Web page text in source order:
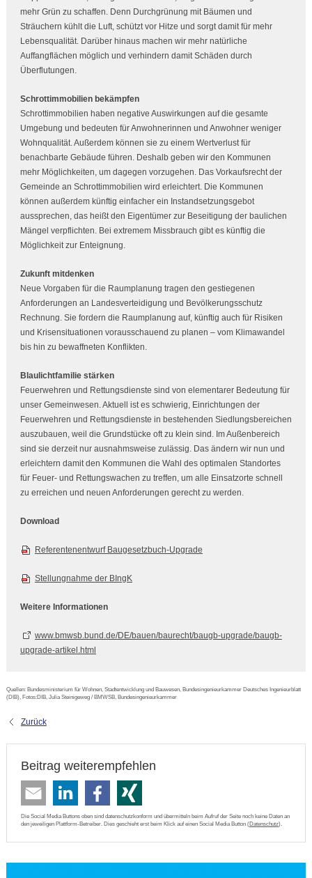
mehr Grün zu schaffen. Denn Durchgrünung mit Bäumen und
Sträuchern kühlt die Luft, schützt vor Hitze und sorgt damit für mehr
Lebensqualität. Darüber hinaus machen wir mehr natürliche
Auffangflächen möglich und verhindern damit Schäden durch
Überflutungen.
Schrottimmobilien bekämpfen
Schrottimmobilien haben negative Auswirkungen auf die gesamte
Umgebung und bedeuten für Anwohnerinnen und Anwohner weniger
Wohnqualität. Außerdem können sie zu einem Wertverlust für
benachbarte Gebäude führen. Deshalb geben wir den Kommunen
mehr Möglichkeiten, um dagegen vorzugehen. Das Vorkaufsrecht der
Gemeinde an Schrottimmobilien wird erleichtert. Die Kommunen
können außerdem künftig einfacher ein Instandsetzungsgebot
aussprechen, das heißt den Eigentümer zur Beseitigung der baulichen
Mängel verpflichten. Bei extremem Missbrauch gibt es künftig die
Möglichkeit zur Enteignung.
Zukunft mitdenken
Neue Vorgaben für die Raumplanung tragen den gestiegenen
Anforderungen an Landesverteidigung und Bevölkerungsschutz
Rechnung. Sie fordern die Raumplanung auf, künftig auch für Risiken
und Krisensituationen vorausschauend zu planen – vom Klimawandel
bis hin zu bewaffneten Konflikten.
Blaulichtfamilie stärken
Feuerwehren und Rettungsdienste sind von elementarer Bedeutung für
unser Gemeinwesen. Aktuell ist es schwierig, Einrichtungen der
Feuerwehren und Rettungsdienste in bestehenden Siedlungsbereichen
auszubauen, weil die Grundstücke oft zu klein sind. Im Außenbereich
sind sie derzeit nur ausnahmsweise zulässig. Das ändern wir nun und
erleichtern damit den Kommunen die Wahl des optimalen Standortes
für Feuer- und Rettungswachen zu treffen, um alle Einsatzorte schnell
zu erreichen und neuen Anforderungen gerecht zu werden.
Download
Referentenentwurf Baugesetzbuch-Upgrade
Stellungnahme der BIngK
Weitere Informationen
www.bmwsb.bund.de/DE/bauen/baurecht/baugb-upgrade/baugb-
upgrade-artikel.html
Quellen: Bundesministerium für Wohnen, Stadtentwicklung und Bauwesen, Bundesingenieurkammer Deutsches Ingenieurblatt
(DIB), Fotos:DIB, Julia Steinigeweg / BMWSB, Bundesingenieurkammer
Zurück
Beitrag weiterempfehlen
Die Social Media Buttons oben sind datenschutzkonform und übermitteln beim Aufruf der Seite noch keine Daten an
den jeweiligen Plattform-Betreiber. Dies geschieht erst beim Klick auf einen Social Media Button (Datenschutz).